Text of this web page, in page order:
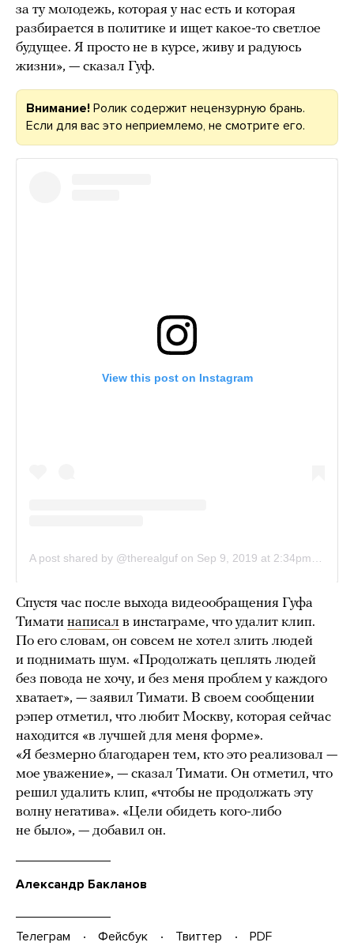
за ту молодежь, которая у нас есть и которая
разбирается в политике и ищет какое-то светлое
будущее. Я просто не в курсе, живу и радуюсь
жизни», — сказал Гуф.
Внимание! Ролик содержит нецензурную брань.
Если для вас это неприемлемо, не смотрите его.
Спустя час после выхода видеообращения Гуфа
Тимати написал в инстаграме, что удалит клип.
По его словам, он совсем не хотел злить людей
и поднимать шум. «Продолжать цеплять людей
без повода не хочу, и без меня проблем у каждого
хватает», — заявил Тимати. В своем сообщении
рэпер отметил, что любит Москву, которая сейчас
находится «в лучшей для меня форме».
«Я безмерно благодарен тем, кто это реализовал —
мое уважение», — сказал Тимати. Он отметил, что
решил удалить клип, «чтобы не продолжать эту
волну негатива». «Цели обидеть кого-либо
не было», — добавил он.
Александр Бакланов
Телеграм Фейсбук Твиттер
PDF